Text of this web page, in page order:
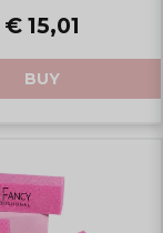
€ 15,01
BUY